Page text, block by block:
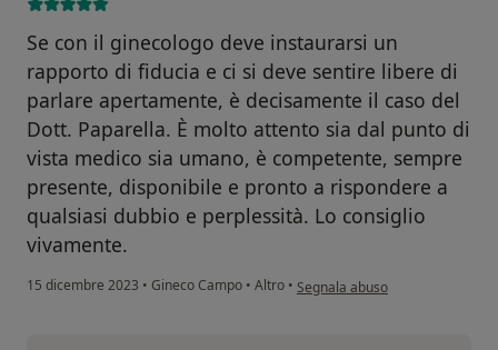
Se con il ginecologo deve instaurarsi un
rapporto di fiducia e ci si deve sentire libere di
parlare apertamente, è decisamente il caso del
Dott. Paparella. È molto attento sia dal punto di
vista medico sia umano, è competente, sempre
presente, disponibile e pronto a rispondere a
qualsiasi dubbio e perplessità. Lo consiglio
vivamente.
15 dicembre 2023 • Gineco Campo • Altro • secondo l'opinione dell'utente
Segnala abuso